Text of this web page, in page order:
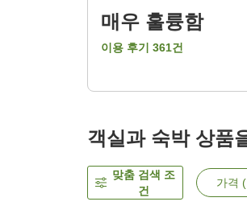
매우 훌륭함
이용 후기 361건
객실과 숙박 상품
맞춤 검색 조
건
가격